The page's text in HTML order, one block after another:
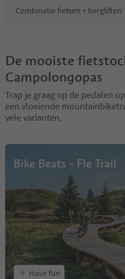
Combinatie fietsen + bergliften
De mooiste
Campolongopas
Trap je graag op de pedalen
een vloeiende
vele varianten.
Bike Beats - Fle Trail
Have fun